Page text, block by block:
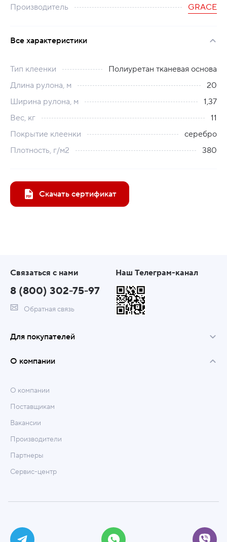
Производитель
GRACE
Все характеристики
Тип клеенки
Полиуретан тканевая основа
Длина рулона, м
20
Ширина рулона, м
1,37
Вес, кг
11
Покрытие клеенки
серебро
Плотность, г/м2
380
Скачать сертификат
Связаться с нами
8 (800) 302-75-97
Обратная связь
Наш Телеграм-канал
Для покупателей
О компании
О компании
Поставщикам
Вакансии
Производители
Партнеры
Сервис-центр